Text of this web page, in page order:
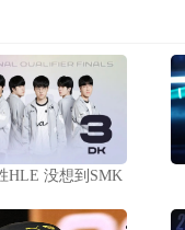
HLE 没想到SMK